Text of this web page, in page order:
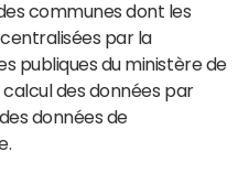
communes dont les
par la
publiques du ministère de
calcul des données par
données de